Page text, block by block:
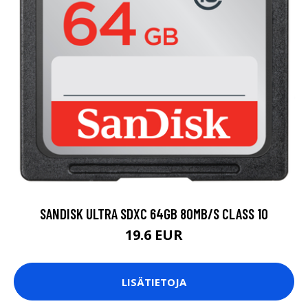
SANDISK ULTRA SDXC 64GB 80MB/S CLASS 10
19.6 EUR
LISÄTIETOJA